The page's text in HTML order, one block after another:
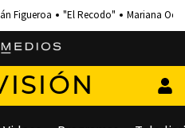
Figueroa "El Recodo" Mariana